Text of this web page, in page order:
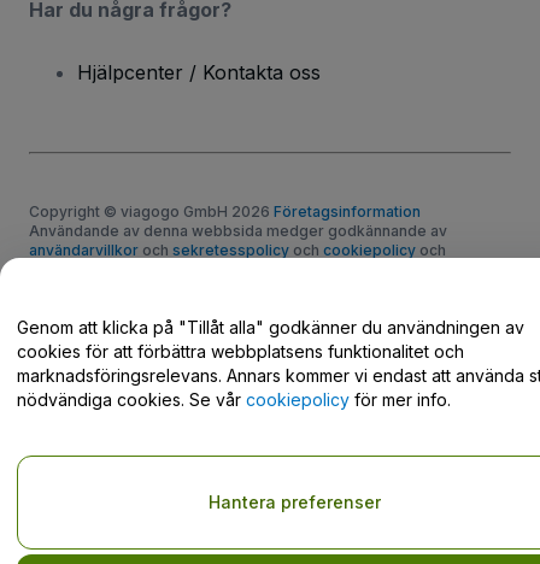
Har du några frågor?
Hjälpcenter / Kontakta oss
Copyright © viagogo GmbH 2026 Företagsinformation
Användande av denna webbsida medger godkännande av
användarvillkor och sekretesspolicy och cookiepolicy och
Genom att klicka på "Tillåt alla" godkänner du användningen av
cookies för att förbättra webbplatsens funktionalitet och
marknadsföringsrelevans. Annars kommer vi endast att använda
nödvändiga cookies. Se vår cookiepolicy för mer info.
Hantera preferenser